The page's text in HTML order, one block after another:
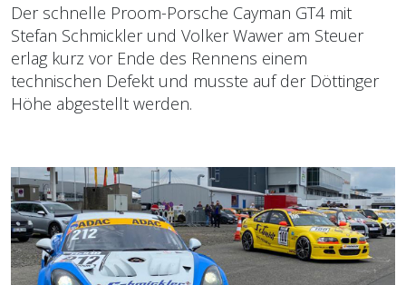
Der schnelle Proom-Porsche Cayman GT4 mit
Stefan Schmickler und Volker Wawer am Steuer
erlag kurz vor Ende des Rennens einem
technischen Defekt und musste auf der Döttinger
Höhe abgestellt werden.